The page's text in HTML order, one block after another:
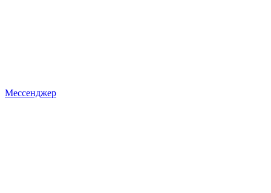
Мессенджер